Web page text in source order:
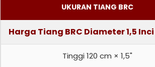
UKURAN TIANG BRC
Harga Tiang BRC Diameter 1,5 Inci
Tinggi 120 cm × 1,5"